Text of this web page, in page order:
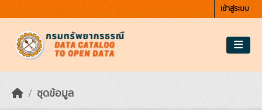
เข้าสู่ระบบ
ชุดข้อมูล